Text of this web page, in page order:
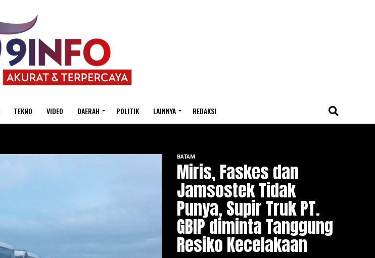
TEKNO VIDEO DAERAH POLITIK LAINNYA REDAKSI
BATAM
Miris, Faskes dan
Jamsostek Tidak
Punya, Supir Truk PT.
GBIP diminta Tanggung
Resiko Kecelakaan